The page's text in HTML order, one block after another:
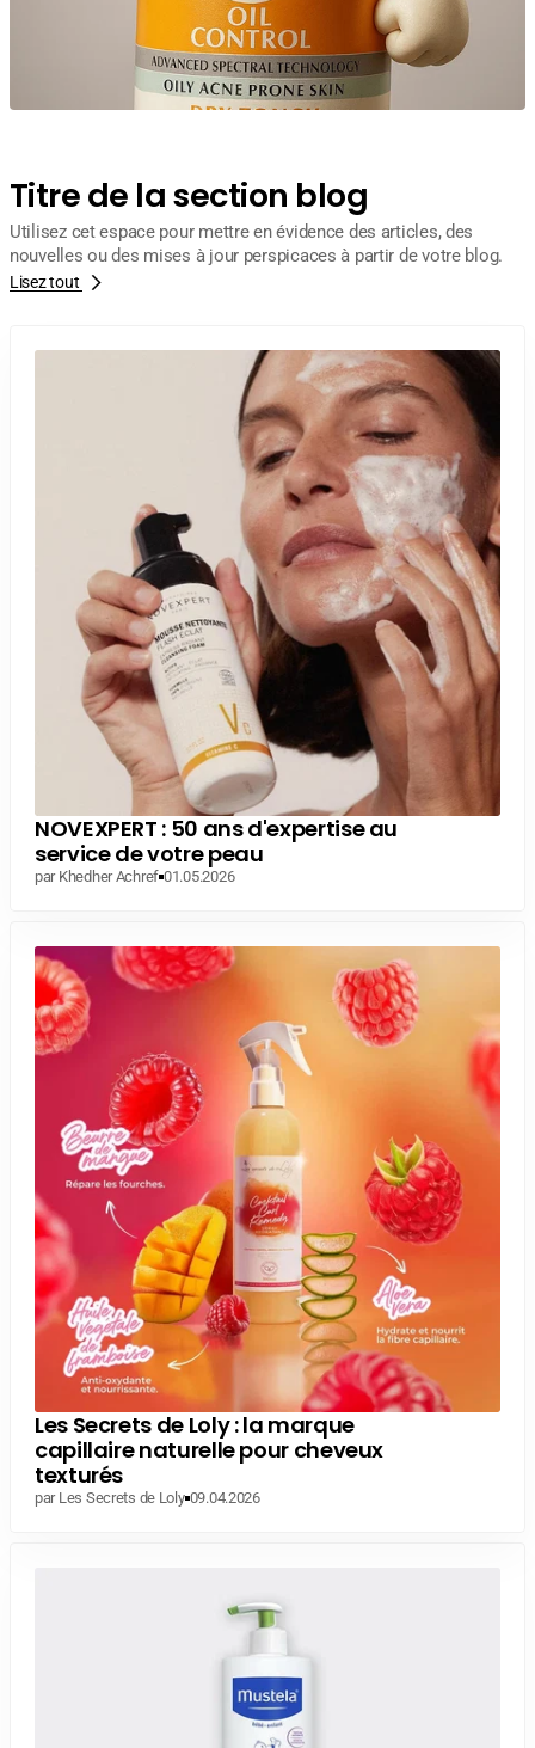
Titre de la section blog
Utilisez cet espace pour mettre en évidence des articles, des
nouvelles ou des mises à jour perspicaces à partir de votre blog.
Lisez tout
NOVEXPERT : 50 ans d'expertise au
service de votre peau
par Khedher Achref 01.05.2026
Les Secrets de Loly : la marque
capillaire naturelle pour cheveux
texturés
par Les Secrets de Loly 09.04.2026